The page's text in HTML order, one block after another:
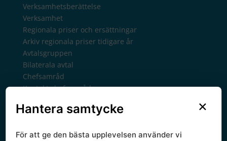
Verksamhetsberättelse
Verksamhet
Regionala priser och ersättningar
Arkiv regionala priser tidigare år
Avtalsgruppen
Bilaterala avtal
Chefsamråd
Kontakt chefsamråd
Gemensamma verksamheter
RPO, programområden
×
Hantera samtycke
För att ge den bästa upplevelsen använder vi